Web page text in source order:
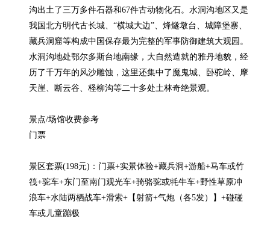
沟出土了三万多件石器和67件古动物化石。水洞沟地区又是
我国北方明代古长城、“横城大边”、烽燧墩台、城障堡寨、
藏兵洞窟等构成中国保存最为完整的军事防御建筑大观园。
水洞沟地处鄂尔多斯台地南缘，大自然造就的雅丹地貌，经
历了千万年的风沙雕蚀，这里还集中了魔鬼城、卧驼岭、摩
天崖、断云谷、柽柳沟等二十多处土林奇绝景观。
景点/场馆收费参考
门票
景区套票(198元)：门票+实景体验+藏兵洞+游船+马车或竹
筏+驼车+东门至南门观光车+骑骆驼或牦牛车+野性草原冲
浪车+水陆两栖战车+滑索+【射箭+气炮（各5发）】+碰碰
车或儿童蹦极